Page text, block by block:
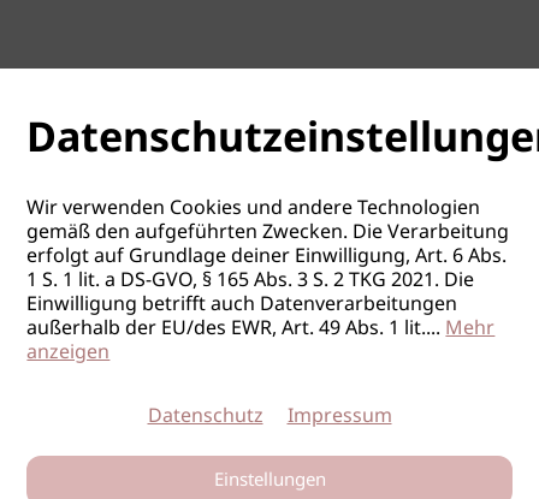
Wir verwenden Cookies und andere Technologien
gemäß den aufgeführten Zwecken. Die Verarbeitung
erfolgt auf Grundlage deiner Einwilligung, Art. 6 Abs.
1 S. 1 lit. a DS-GVO, § 165 Abs. 3 S. 2 TKG 2021. Die
Einwilligung betrifft auch Datenverarbeitungen
außerhalb der EU/des EWR, Art. 49 Abs. 1 lit....Mehr
anzeigen
Datenschutz Impressum
Einstellungen